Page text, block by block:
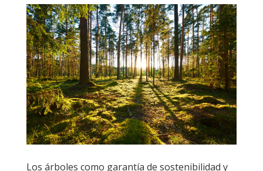
Los árboles como garantía de sostenibilidad y